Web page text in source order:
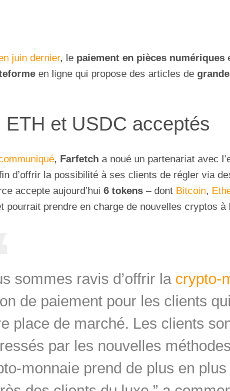
juin dernier, le paiement en pièces numériques
en ligne qui propose des articles de
ETH et USDC acceptés
, Farfetch a noué un partenariat avec
d’offrir la possibilité à ses clients de régler via
accepte aujourd’hui 6 tokens – dont Bitcoin,
pourrait prendre en charge de nouvelles cryptos à
sommes ravis d’offrir la crypto-
de paiement pour les clients
place de marché. Les clients
par les nouvelles
monnaie prend de plus en plus